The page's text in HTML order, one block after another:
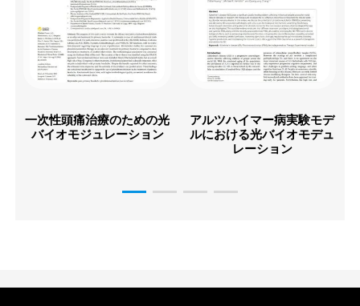
一次性頭痛治療のための光
バイオモジュレーション
アルツハイマー病実験モデ
ルにおける光バイオモデュ
レーション